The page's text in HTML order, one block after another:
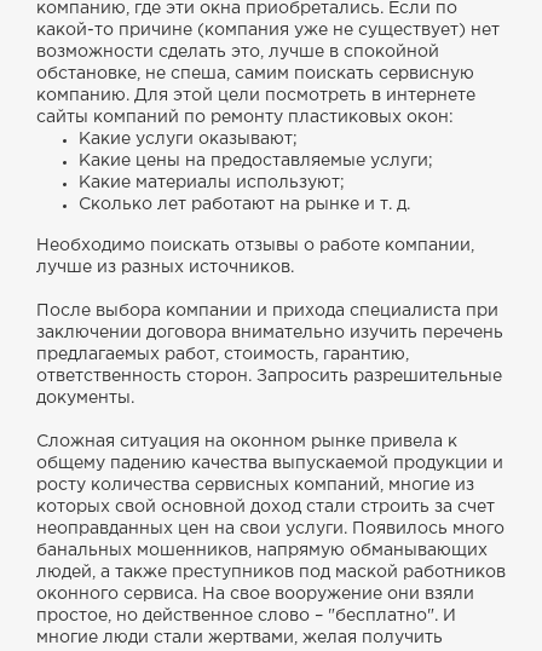
компанию, где эти окна приобретались. Если по
какой-то причине (компания уже не существует) нет
возможности сделать это, лучше в спокойной
обстановке, не спеша, самим поискать сервисную
компанию. Для этой цели посмотреть в интернете
сайты компаний по ремонту пластиковых окон:
Какие услуги оказывают;
Какие цены на предоставляемые услуги;
Какие материалы используют;
Сколько лет работают на рынке и т. д.
Необходимо поискать отзывы о работе компании,
лучше из разных источников.
После выбора компании и прихода специалиста при
заключении договора внимательно изучить перечень
предлагаемых работ, стоимость, гарантию,
ответственность сторон. Запросить разрешительные
документы.
Сложная ситуация на оконном рынке привела к
общему падению качества выпускаемой продукции и
росту количества сервисных компаний, многие из
которых свой основной доход стали строить за счет
неоправданных цен на свои услуги. Появилось много
банальных мошенников, напрямую обманывающих
людей, а также преступников под маской работников
оконного сервиса. На свое вооружение они взяли
простое, но действенное слово – "бесплатно". И
многие люди стали жертвами, желая получить